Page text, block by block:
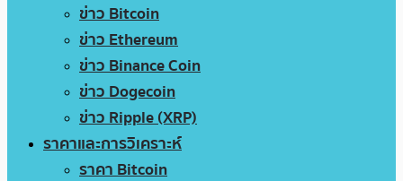
ข่าว Bitcoin
ข่าว Ethereum
ข่าว Binance Coin
ข่าว Dogecoin
ข่าว Ripple (XRP)
ราคาและการวิเคราะห์
ราคา Bitcoin